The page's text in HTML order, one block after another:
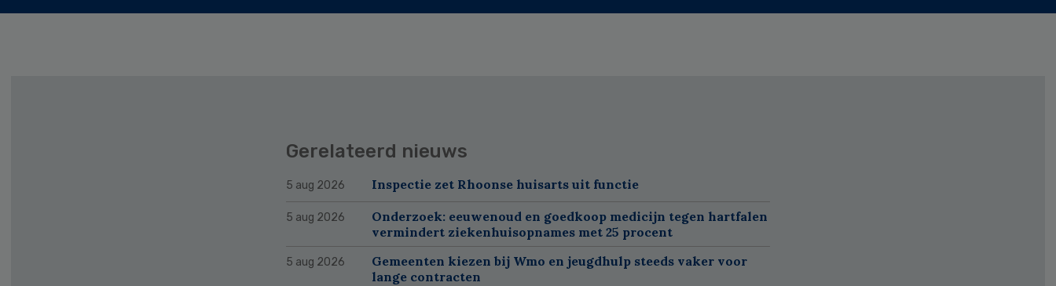
Gerelateerd nieuws
5 aug 2026 Inspectie zet Rhoonse huisarts uit functie
5 aug 2026
Onderzoek: eeuwenoud en goedkoop medicijn tegen hartfalen
vermindert ziekenhuisopnames met 25 procent
5 aug 2026
Gemeenten kiezen bij Wmo en jeugdhulp steeds vaker voor
lange contracten